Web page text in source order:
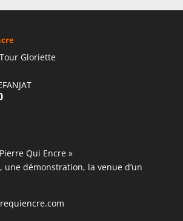
Gloriette
Qui Encre »
une démonstration, la venue d’un